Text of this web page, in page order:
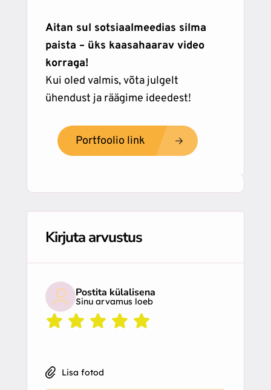
Aitan sul sotsiaalmeedias silma
paista – üks kaasahaarav video
korraga!
Kui oled valmis, võta julgelt
ühendust ja räägime ideedest!
Portfoolio link
Kirjuta arvustus
Postita külalisena
Sinu arvamus loeb
Lisa fotod